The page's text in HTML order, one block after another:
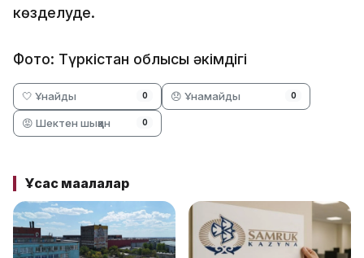
көзделуде.
Фото: Түркістан облысы әкімдігі
🤍 Ұнайды 0 😞 Ұнамайды 0
😡 Шектен шыққан 0
Ұқсас мақалалар